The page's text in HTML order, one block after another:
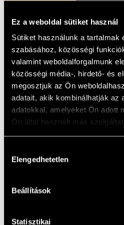
Ez a weboldal sütiket használ
Sütiket használunk a tartalmak
szabásához, közösségi
valamint weboldalforgalmunk
közösségi média-, hirdető- és
megosztjuk az Ön
adatait, akik kombinálhatják az
adatokkal, amelyeket Ön adott
Ön által használt más
kiválasztása
Elengedhetetlen
Beállítások
Statisztikai
to the City of Witten
A MŰ
KELETKEZÉSI
1978
TÍPUS Kamarazene
ELŐADÓK
SZÁMA
4
ELŐADÓI
strings: 2 vl., vla., vlc.
RÉSZEK
2. (quasi allegretto)
3.